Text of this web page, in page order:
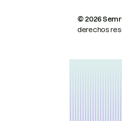
© 2026
derechos